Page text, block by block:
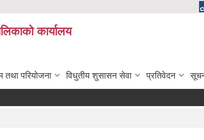
कार्यालय
तथा परियोजना विधुतीय शुसासन सेवा प्रतिवेदन